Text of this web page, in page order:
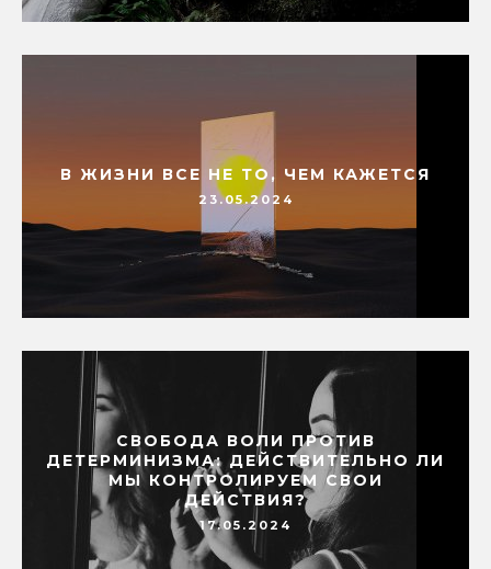
В ЖИЗНИ ВСЕ НЕ ТО, ЧЕМ КАЖЕТСЯ
23.05.2024
СВОБОДА ВОЛИ ПРОТИВ
ДЕТЕРМИНИЗМА: ДЕЙСТВИТЕЛЬНО ЛИ
МЫ КОНТРОЛИРУЕМ СВОИ
ДЕЙСТВИЯ?
17.05.2024